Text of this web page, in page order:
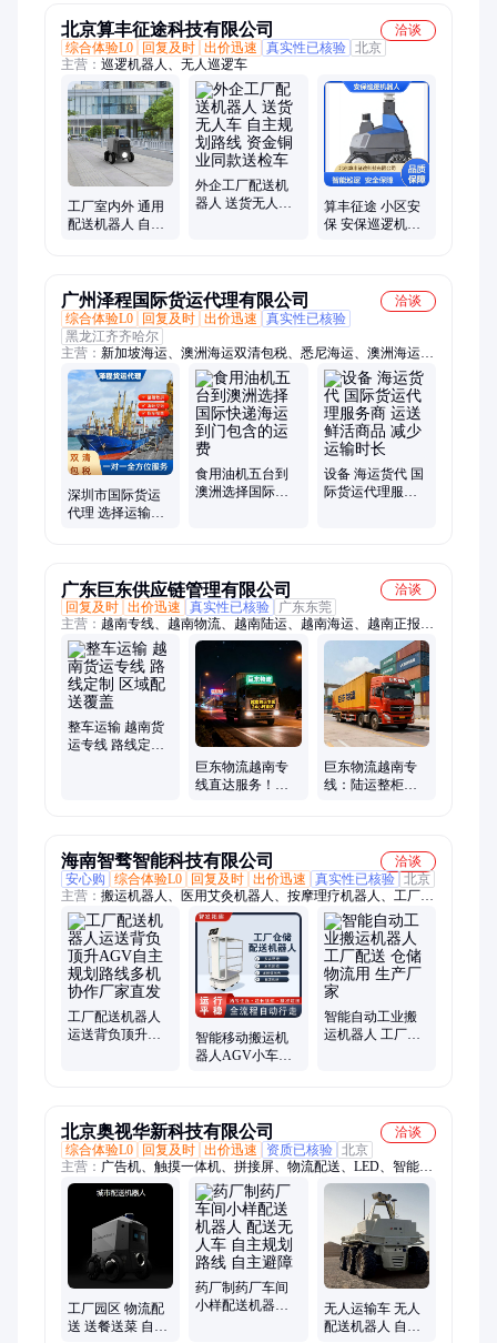
北京算丰征途科技有限公司
洽谈
综合体验L0
回复及时 出价迅速 真实性已核验 北京
主营： 巡逻机器人、无人巡逻车
工厂室内外 通用
配送机器人 自主
外企工厂配送机
器人 送货无人车
算丰征途 小区安
保 安保巡逻机器
广州泽程国际货运代理有限公司
洽谈
综合体验L0
回复及时 出价迅速
真实性已核验
黑龙江齐齐哈尔
主营： 新加坡海运、澳洲海运双清包税、悉尼海运、澳洲海运家
具、出口货物海运、珀斯海运到门、新加坡空运、新西兰海运、
马来西亚海运、美国海运、新加坡海运双清到门、墨尔本海运、
悉尼海运双清、澳洲海运瓷砖建材、新加坡集运双清、澳大利亚
海运门到门、海运双清包税、阿德莱德海运、布里斯班海运、整
柜海运到澳洲、整柜海运到新加坡、新加坡散货拼箱集运、双清
包税、海运、货运代理
深圳市国际货运
代理 选择运输路
食用油机五台到
澳洲选择国际快
设备 海运货代 国
际货运代理服务
广东巨东供应链管理有限公司
洽谈
回复及时 出价迅速 真实性已核验
广东东莞
主营： 越南专线、越南物流、越南陆运、越南海运、越南正报、
越南双清
整车运输 越南货
运专线 路线定制
巨东物流越南专
线直达服务！专
巨东物流越南专
线：陆运整柜出
海南智骛智能科技有限公司
洽谈
安心购
综合体验L0 回复及时 出价迅速 真实性已核验 北京
主营： 搬运机器人、医用艾灸机器人、按摩理疗机器人、工厂配
送机器人、冲击波机器人
工厂配送机器人
运送背负顶升
智能移动搬运机
器人AGV小车货
智能自动工业搬
运机器人 工厂配
北京奥视华新科技有限公司
洽谈
综合体验L0
回复及时 出价迅速 资质已核验 北京
主营： 广告机、触摸一体机、拼接屏、物流配送、LED、智能机
器人
工厂园区 物流配
送 送餐送菜 自主
药厂制药厂车间
小样配送机器人
无人运输车 无人
配送机器人 自主